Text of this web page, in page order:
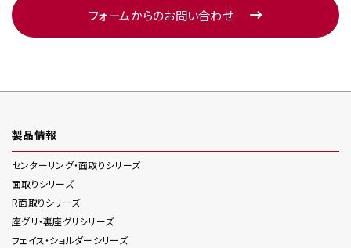
フォームからのお問い合わせ
製品情報
センターリング・面取りシリーズ
面取りシリーズ
R面取りシリーズ
座グリ・裏座グリシリーズ
フェイス・ショルダーシリーズ